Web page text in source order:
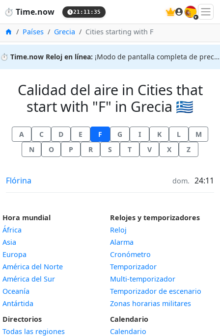
⏱️ Time.now 21:11:35 🇪🇸
InicioPaíses Grecia Cities starting with F
⏱️ Time.now Reloj en línea: ¡Modo de pantalla completa de precisión!
Calidad del aire in Cities that
start with "F" in Grecia 🇬🇷
A C D E F G I K L
M
N
O P R S T V X Z
Calidad del aire in
Flórina dom. 24:11
Hora mundial
África
Asia
Europa
América del Norte
América del Sur
Oceanía
Antártida
Directorios
Todas las regiones
Relojes y temporizadores
Reloj
Alarma
Cronómetro
Temporizador
Multi-temporizador
Temporizador de escenario
Zonas horarias militares
Calendario
Calendario